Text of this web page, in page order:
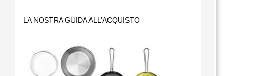
LA NOSTRA GUIDA ALL’ACQUISTO